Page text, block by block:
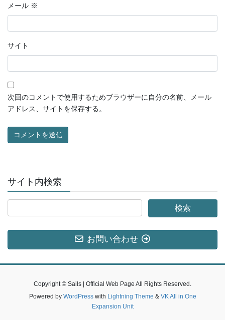
メール ※
サイト
次回のコメントで使用するためブラウザーに自分の名前、メール
アドレス、サイトを保存する。
サイト内検索
お問い合わせ
Copyright © Sails | Official Web Page All Rights Reserved.
Powered by WordPresswith Lightning Theme & VK All in One
Expansion Unit